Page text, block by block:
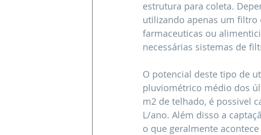
estrutura para coleta.
utilizando apenas um filtro
farmaceuticas ou
necessárias sistemas de
O potencial deste tipo de
pluviométrico médio dos
m2 de telhado, é possivel
L/ano. Além disso a
o que geralmente